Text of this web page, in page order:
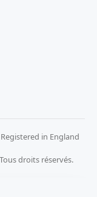
Registered in England
droits réservés.